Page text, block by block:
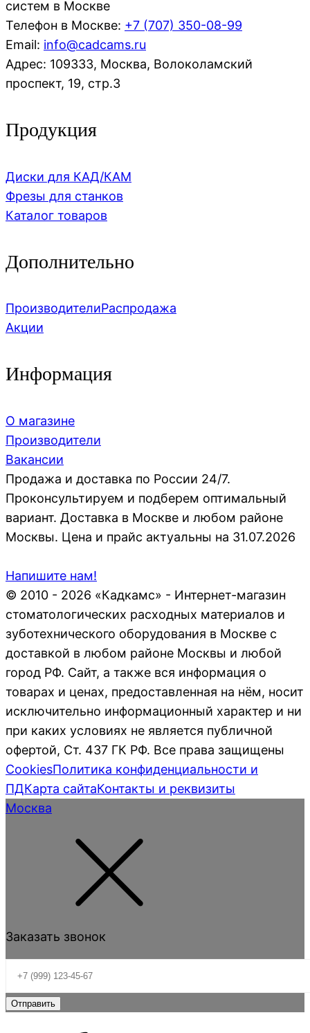
систем в Москве
Телефон в Москве: +7 (707) 350-08-99
Email: info@cadcams.ru
Адрес: 109333, Москва, Волоколамский
проспект, 19, стр.3
Продукция
Диски для КАД/КАМ
Фрезы для станков
Каталог товаров
Дополнительно
ПроизводителиРаспродажа
Акции
Информация
О магазине
Производители
Вакансии
Продажа и доставка по России 24/7.
Проконсультируем и подберем оптимальный
вариант. Доставка в Москве и любом районе
Москвы. Цена и прайс актуальны на 31.07.2026
Напишите нам!
© 2010 - 2026 «Кадкамс» - Интернет-магазин
стоматологических расходных материалов и
зуботехнического оборудования в Москве с
доставкой в любом районе Москвы и любой
город РФ. Сайт, а также вся информация о
товарах и ценах, предоставленная на нём, носит
исключительно информационный характер и ни
при каких условиях не является публичной
офертой, Ст. 437 ГК РФ. Все права защищены
CookiesПолитика конфиденциальности и
ПДКарта сайтаКонтакты и реквизиты
Москва
Заказать звонок